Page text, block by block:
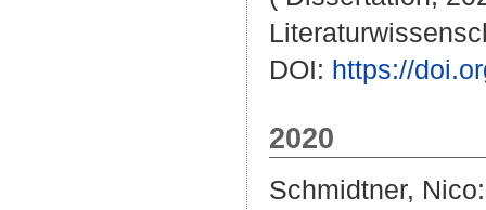
DOI: https://
2020
Schmidtner, Nico: